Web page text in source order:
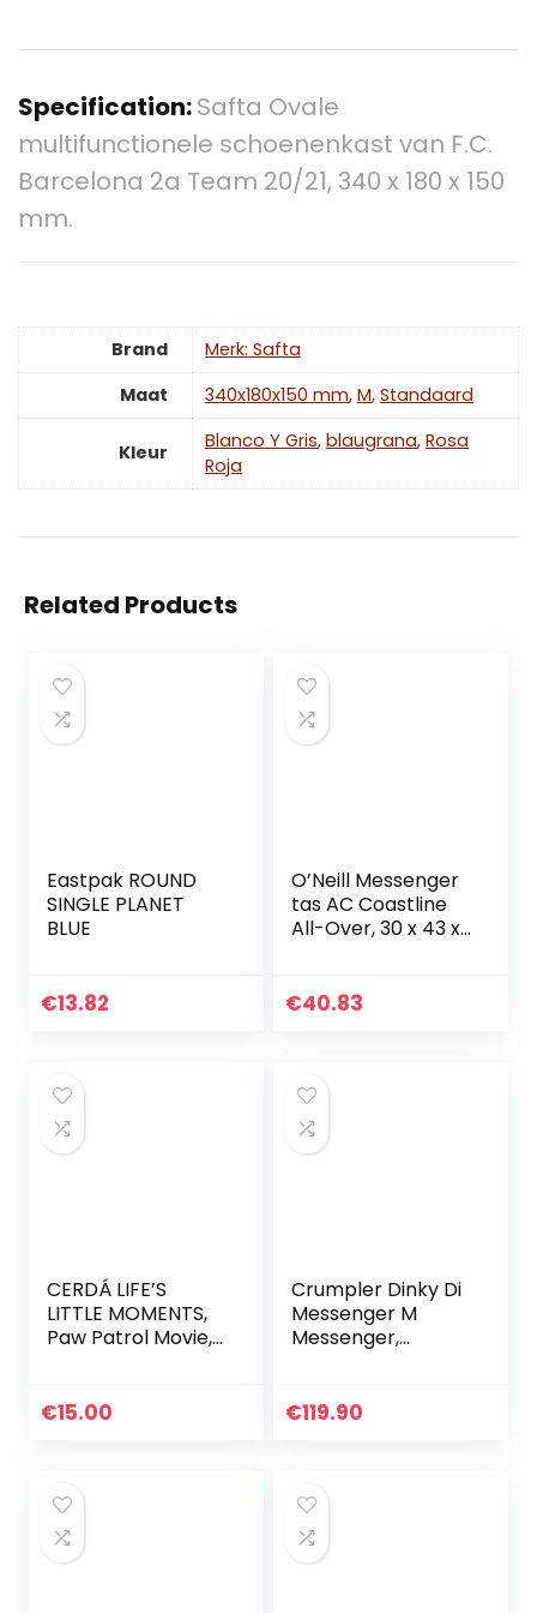
Specification:Safta Ovale
multifunctionele schoenenkast van F.C.
Barcelona 2a Team 20/21, 340 x 180 x 150
mm.
Brand
Merk: Safta
Maat
340x180x150 mm, ‎M, Standaard
Kleur Blanco Y Gris, blaugrana, Rosa
Roja
Related Products
Eastpak ROUND
SINGLE PLANET
BLUE
€13.82
O’Neill Messenger
tas AC Coastline
All-Over, 30 x 43 x
€40.83
CERDÁ LIFE’S
LITTLE MOMENTS,
Paw Patrol Movie,
licentie voor
€15.00
Crumpler Dinky Di
Messenger M
Messenger,
€119.90